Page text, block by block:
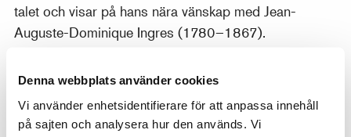
Denna webbplats använder cookies
Vi använder enhetsidentifierare för att anpassa innehåll
på sajten och analysera hur den används. Vi
talet och visar på hans nära vänskap med Jean-
Auguste-Dominique Ingres (1780–1867).
The Weeping Birchby Ester Almqvist
Cecilia Widenheim
Nationalmuseums nyförvärvHängbjörken